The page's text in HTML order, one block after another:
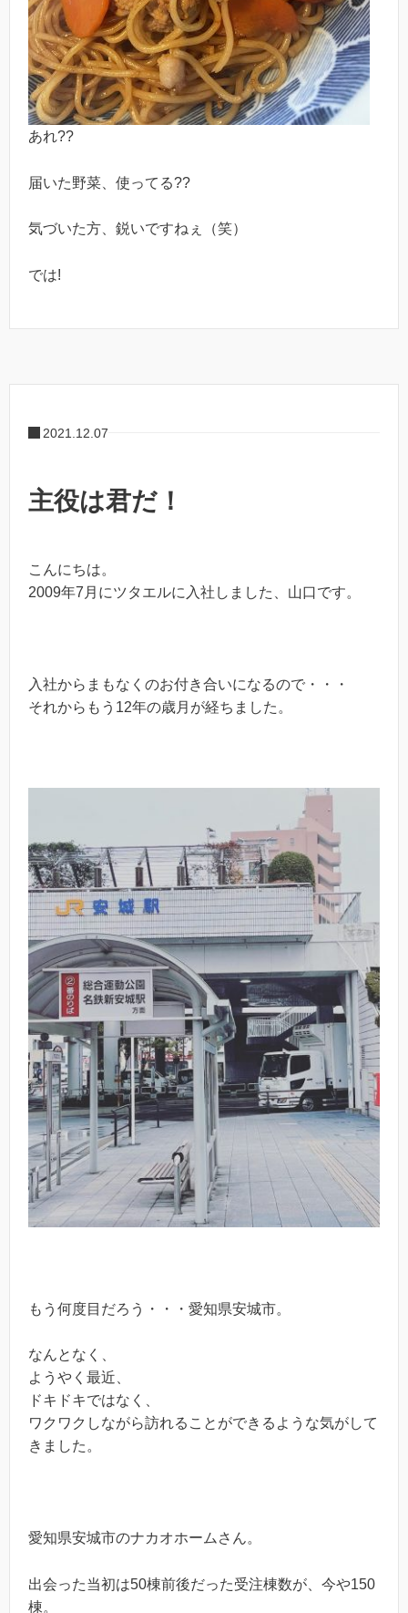
あれ??
届いた野菜、使ってる??
気づいた方、鋭いですねぇ（笑）
では!
2021.12.07
主役は君だ！
こんにちは。
2009年7月にツタエルに入社しました、山口です。
入社からまもなくのお付き合いになるので・・・
それからもう12年の歳月が経ちました。
もう何度目だろう・・・愛知県安城市。
なんとなく、
ようやく最近、
ドキドキではなく、
ワクワクしながら訪れることができるような気がして
きました。
愛知県安城市のナカオホームさん。
出会った当初は50棟前後だった受注棟数が、今や150
棟。